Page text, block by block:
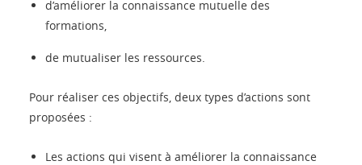
d’améliorer la connaissance mutuelle des
formations,
de mutualiser les ressources.
Pour réaliser ces objectifs, deux types d’actions sont
proposées :
Les actions qui visent à améliorer la connaissance